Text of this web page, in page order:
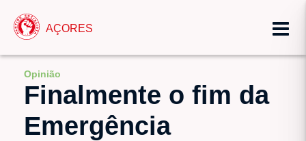
AÇORES
Opinião
Finalmente o fim da
Emergência